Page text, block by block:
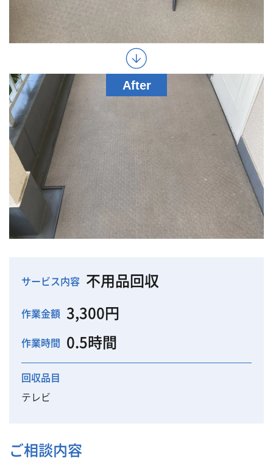
サービス内容 不用品回収
作業金額 3,300円
作業時間 0.5時間
回収品目
テレビ
ご相談内容